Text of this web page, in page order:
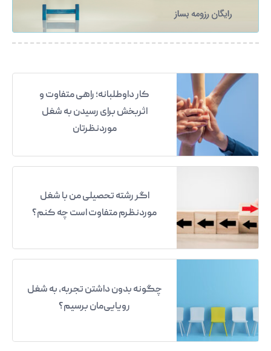
کار داوطلبانه؛ راهی متفاوت و
اثربخش برای رسیدن به شغل
موردنظرتان
اگر رشته تحصیلی من با شغل
موردنظرم متفاوت است چه کنم؟
چگونه بدون داشتن تجربه، به شغل
رویایی‌مان برسیم؟